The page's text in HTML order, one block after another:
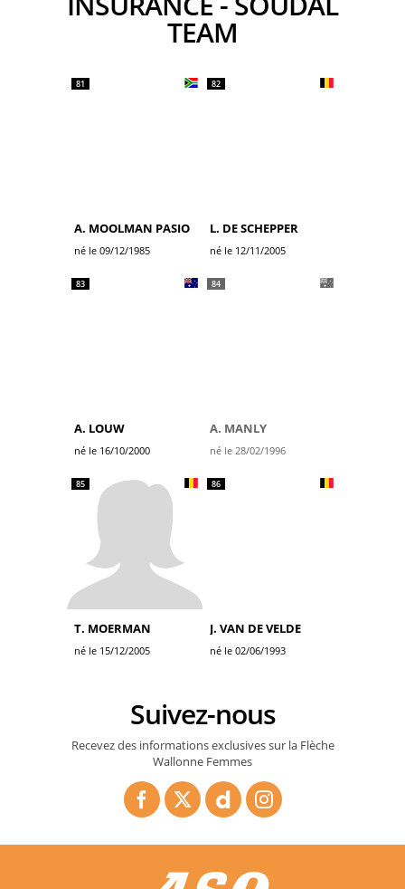
TEAM
81
A. MOOLMAN PASIO
né le 09/12/1985
82
L. DE SCHEPPER
né le 12/11/2005
83
A. LOUW
né le 16/10/2000
84
A. MANLY
né le 28/02/1996
85
T. MOERMAN
né le 15/12/2005
86
J. VAN DE VELDE
né le 02/06/1993
Suivez-nous
Recevez des informations exclusives sur la Flèche
Wallonne Femmes